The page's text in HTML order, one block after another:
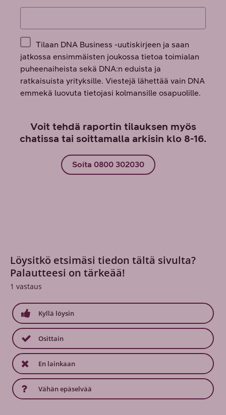
Voit tehdä raportin tilauksen myös
chatissa tai soittamalla arkisin klo 8-16.
Soita 0800 302030
Löysitkö etsimäsi tiedon tältä sivulta?
Palautteesi on tärkeää!
1 vastaus
Kyllä löysin
Osittain
En lainkaan
Vähän epäselvää